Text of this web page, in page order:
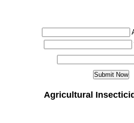
Agricultural